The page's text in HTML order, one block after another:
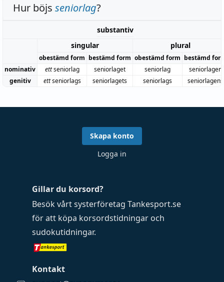
Hur böjs seniorlag?
substantiv
singular
plural
obestämd form bestämd form obestämd form bestämd
nominativ
ettseniorlag seniorlaget seniorlag
seniorlagen
genitiv
ettseniorlags seniorlagets seniorlags seniorlagens
Gillar du korsord?
Besök vårt systerföretag Tankesport.se
för att köpa korsordstidningar och
sudokutidningar.
Kontakt
Skapa konto
Logga in